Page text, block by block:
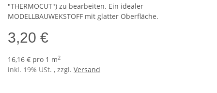
"THERMOCUT") zu bearbeiten. Ein idealer
MODELLBAUWEKSTOFF mit glatter Oberfläche.
3,20 €
16,16 € pro 1 m2
inkl. 19% USt. , zzgl. Versand